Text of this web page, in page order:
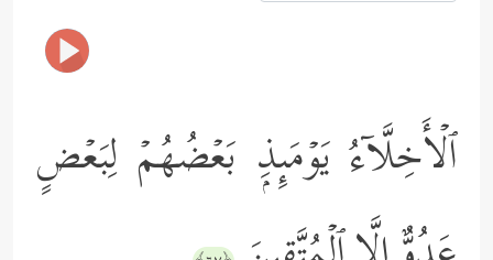
ٱلۡأَخِلَّاۤءُ یَوۡمَىِٕذِۭ بَعۡضُهُمۡ لِبَعۡضٍ